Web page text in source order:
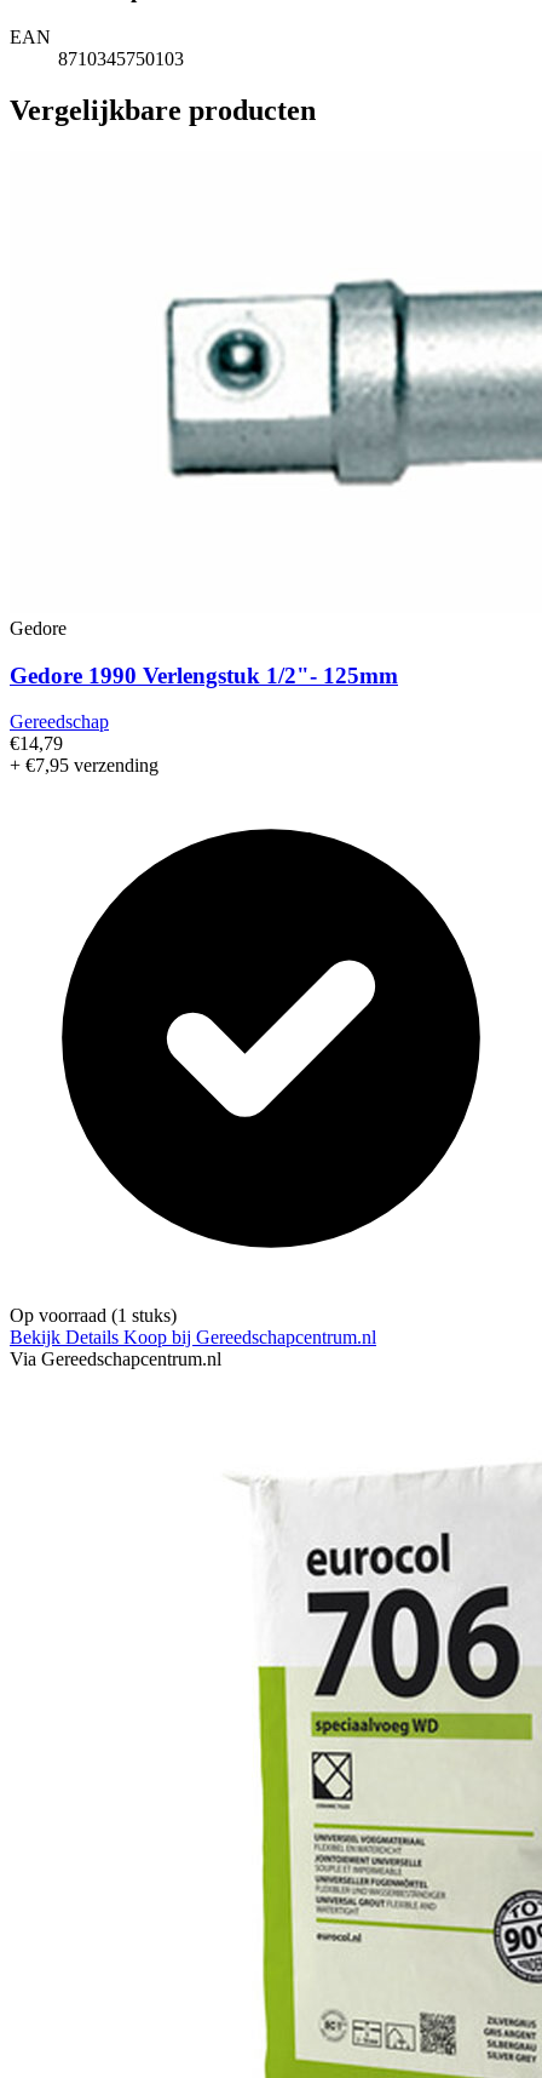
EAN
8710345750103
Vergelijkbare producten
Gedore
Gedore 1990 Verlengstuk 1/2"- 125mm
Gereedschap
€14,79
+ €7,95 verzending
Op voorraad (1 stuks)
Bekijk Details Koop bij Gereedschapcentrum.nl
Via Gereedschapcentrum.nl